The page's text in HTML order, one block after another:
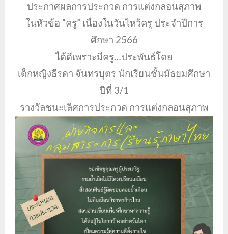
ประกาศผลการประกวด การแต่งกลอนสุภาพ
ในหัวข้อ “ครู” เนื่องในวันไหว้ครู ประจำปีการ
ศึกษา 2566
ได้ดีเพราะมีครู…ประพันธ์โดย
เด็กหญิงธีรดา จันทรบุตร นักเรียนชั้นมัธยมศึกษา
ปีที่ 3/1
รางวัลชนะเลิศการประกวด การแต่งกลอนสุภาพ